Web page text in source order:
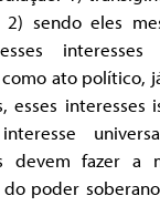
2) sendo eles
interesses
ato político,
esses interesses
devem fazer a
do poder